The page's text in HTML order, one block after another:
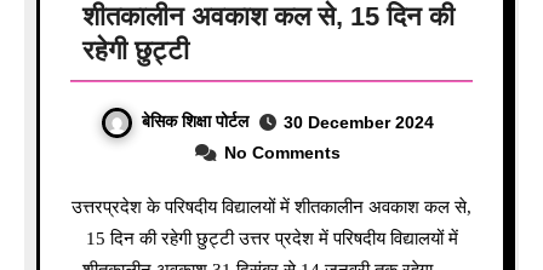
शीतकालीन अवकाश कल से, 15 दिन की
रहेगी छुट्टी
बेसिक शिक्षा पोर्टल
30 December 2024
No Comments
उत्तरप्रदेश के परिषदीय विद्यालयों में शीतकालीन अवकाश कल से,
15 दिन की रहेगी छुट्टी उत्तर प्रदेश में परिषदीय विद्यालयों में